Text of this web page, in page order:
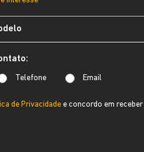
Telefone Email
de Privacidade e concordo em